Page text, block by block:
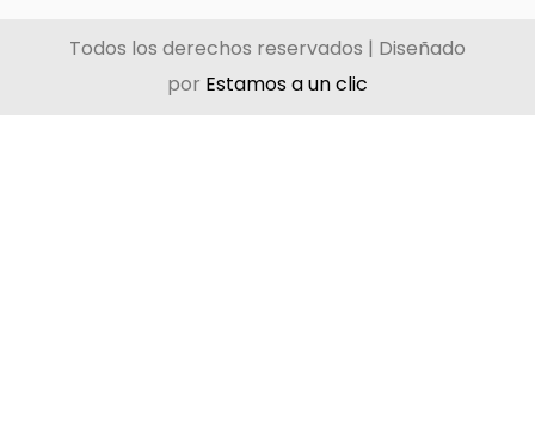
Todos los derechos reservados | Diseñado
por Estamos a un clic